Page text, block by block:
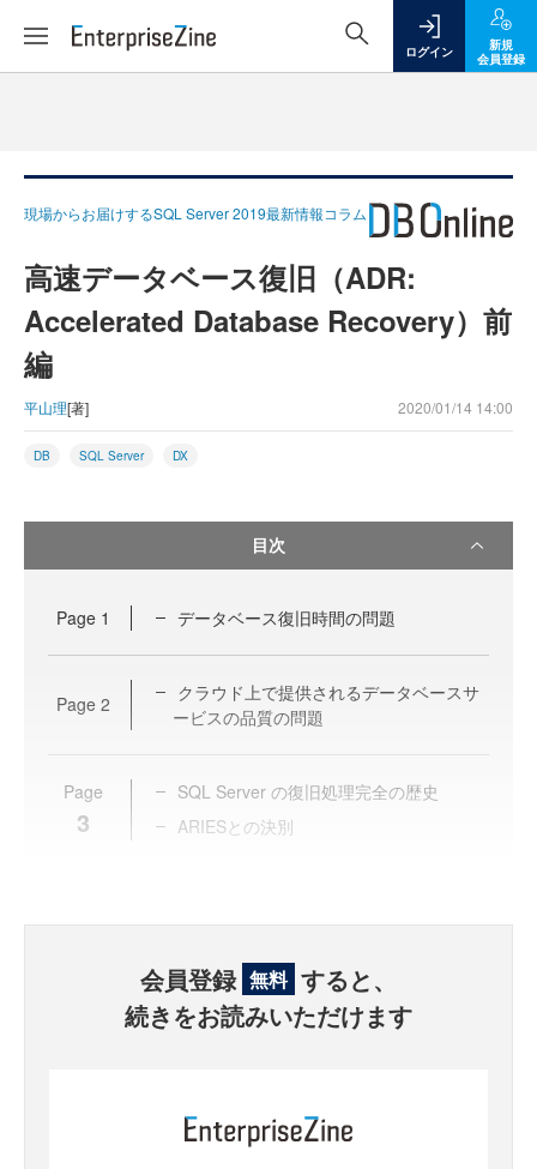
ログイン
新規
会員登録
現場からお届けするSQL Server 2019最新情報コラム
高速データベース復旧（ADR:
Accelerated Database Recovery）前
編
平山理[著] 2020/01/14 14:00
DB SQL Server DX
目次
Page 1 データベース復旧時間の問題
Page 2
クラウド上で提供されるデータベースサ
ービスの品質の問題
Page
3
SQL Server の復旧処理完全の歴史
ARIESとの決別
会員登録 無料 すると、
続きをお読みいただけます